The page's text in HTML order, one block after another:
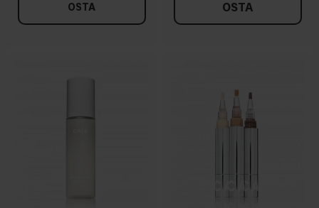
OSTA OSTA